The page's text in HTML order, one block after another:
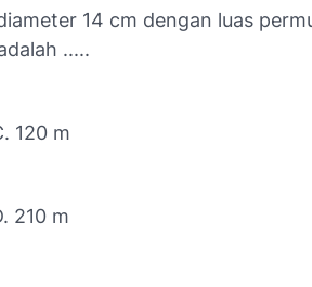
14 cm dengan luas
.....
120 m
210 m